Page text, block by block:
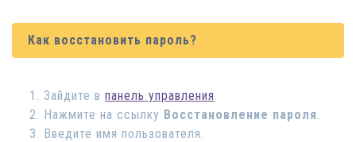
Как восстановить пароль?
Зайдите в панель управления.
Нажмите на ссылку Восстановление пароля.
Введите имя пользователя.